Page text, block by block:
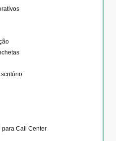
para Call Center